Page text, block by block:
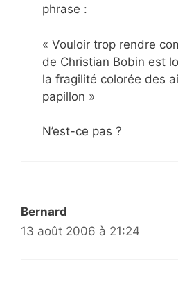
phrase :
« Vouloir trop rendre
de Christian Bobin est
la fragilité colorée des
papillon »
N’est-ce pas ?
Bernard
13 août 2006 à 21:24